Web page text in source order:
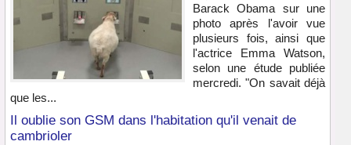
Barack Obama sur une
photo après l'avoir vue
plusieurs fois, ainsi que
l'actrice Emma Watson,
selon une étude publiée
mercredi. "On savait déjà
que les...
Il oublie son GSM dans l'habitation qu'il venait de
cambrioler